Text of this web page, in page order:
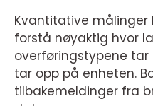
Kvantitative målinger
forstå nøyaktig hvor
overføringstypene
tar opp på enheten.
tilbakemeldinger fra